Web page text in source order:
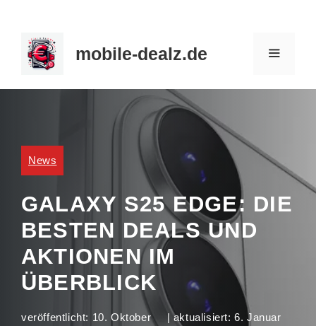
Inhalt
springen
mobile-dealz.de
News
GALAXY S25 EDGE: DIE
BESTEN DEALS UND
AKTIONEN IM
ÜBERBLICK
veröffentlicht: 10. Oktober
| aktualisiert:6. Januar